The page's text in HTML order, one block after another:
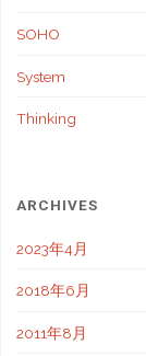
SOHO
System
Thinking
ARCHIVES
2023年4月
2018年6月
2011年8月